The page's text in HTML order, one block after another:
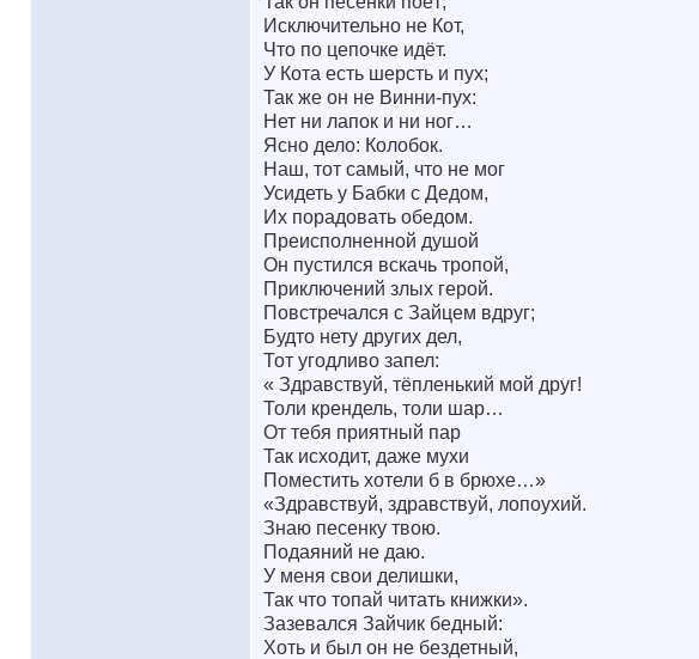
Исключительно не Кот,
Что по цепочке идёт.
У Кота есть шерсть и пух;
Так же он не Винни-пух:
Нет ни лапок и ни ног…
Ясно дело: Колобок.
Наш, тот самый, что не мог
Усидеть у Бабки с Дедом,
Их порадовать обедом.
Преисполненной душой
Он пустился вскачь тропой,
Приключений злых герой.
Повстречался с Зайцем вдруг;
Будто нету других дел,
Тот угодливо запел:
« Здравствуй, тёпленький мой друг!
Толи крендель, толи шар…
От тебя приятный пар
Так исходит, даже мухи
Поместить хотели б в брюхе…»
«Здравствуй, здравствуй, лопоухий.
Знаю песенку твою.
Подаяний не даю.
У меня свои делишки,
Так что топай читать книжки».
Зазевался Зайчик бедный:
Хоть и был он не бездетный,